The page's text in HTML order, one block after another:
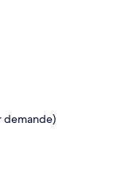
demande)